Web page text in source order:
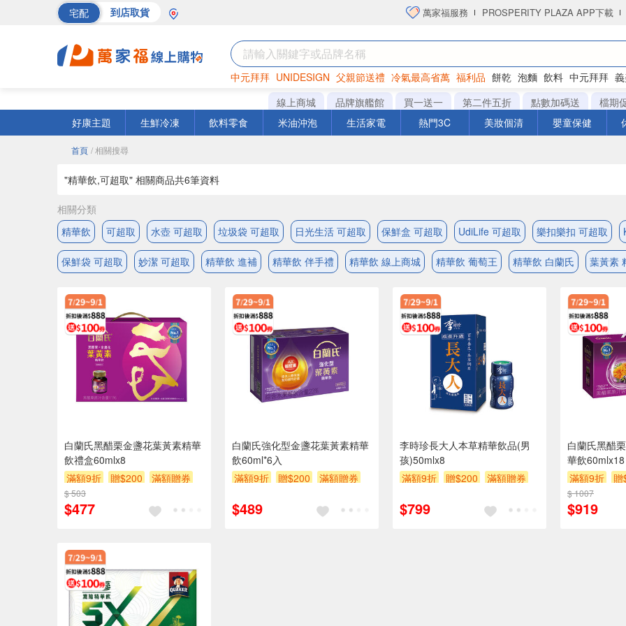
宅配 到店取貨 萬家福服務 PROSPERITY PLAZA APP下載
中元拜拜 UNIDESIGN 父親節送禮 冷氣最高省萬 福利品 餅乾 泡麵 飲料 中元拜拜
罐頭 海苔 洋芋片
線上商城 品牌旗艦館 買一送一 第二件五折 點數加碼送
檔期
好康主題
生鮮冷凍 飲料零食 米油沖泡 生活家電 熱門3C 美妝個清 嬰童保健
首頁 / 相關搜尋
"精華飲,可超取" 相關商品共6筆資料
相關分類
精華飲
可超取 水壺 可超取 垃圾袋 可超取 日光生活 可超取 保鮮盒 可超取 UdiLife 可超取 樂扣樂扣 可超取
保鮮袋 可超取 妙潔 可超取 精華飲 進補 精華飲 伴手禮 精華飲 線上商城 精華飲 葡萄王 精華飲 白蘭氏 葉黃素
白蘭氏黑醋栗金盞花葉黃素精華
飲禮盒60mlx8
滿額9折
贈$200 滿額贈券
$ 503
$477
白蘭氏強化型金盞花葉黃素精華
飲60ml*6入
滿額9折
贈$200 滿額贈券
$489
李時珍長大人本草精華飲品(男
孩)50mlx8
滿額9折
贈$200 滿額贈券
$799
白蘭氏黑醋
華飲60mlx18
滿額9折
$ 1007
$919